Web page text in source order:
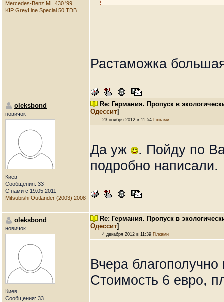
Mercedes-Benz ML 430 '99
KIP GreyLine Special 50 TDB
Растаможка
oleksbond
новичок
Киев
Сообщения: 33
С нами с 19.05.2011
Mitsubishi Outlander (2003) 2008
Re: Германия. Пропуск в
Одессит]
23 ноября 2012 в 11:54 Гілками
Да уж
. Пойду по
подробно написали.
oleksbond
новичок
Киев
Сообщения: 33
Re: Германия. Пропуск в
Одессит]
4 декабря 2012 в 11:39 Гілками
Вчера благополучно
Стоимость 6 евро,